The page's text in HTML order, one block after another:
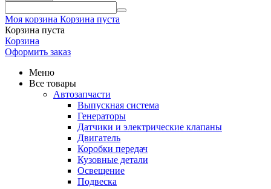
Моя корзина Корзина пуста
Корзина пуста
Корзина
Оформить заказ
Меню
Все товары
Автозапчасти
Выпускная система
Генераторы
Датчики и электрические клапаны
Двигатель
Коробки передач
Кузовные детали
Освещение
Подвеска